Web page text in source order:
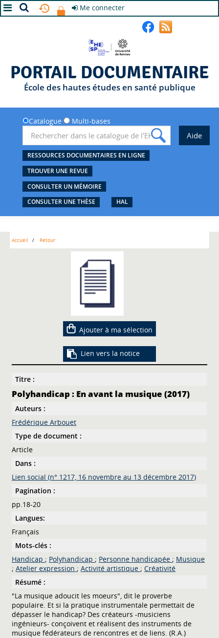
Me connecter
PORTAIL DOCUMENTAIRE
École des hautes études en santé publique
Catalogue Multi-bases
RESSOURCES DOCUMENTAIRES EN LIGNE
TROUVER UNE REVUE
CONSULTER UN MÉMOIRE
CONSULTER UNE THÈSE
HAL
Accueil Retour
Ajouter à ma sélection
Lien vers la notice
Titre :
Polyhandicap : En avant la musique (2017)
Auteurs :
Frédérique Arbouet
Type de document :
Article
Dans :
Lien social (n° 1217, 16 novembre au 13 décembre 2017)
Pagination :
pp.18-20
Langues:
Français
Mots-clés :
Handicap ; Polyhandicap ; Personne handicapée ; Musique
; Atelier expression ; Activité artistique ; Créativité
Résumé :
"La musique adoucit les moeurs", dit le proverbe
populaire. Et si la pratique instrumentale permettait de
dépasser le handicap? Des créateurs -musiciens
ingénieurs- conçoivent et réalisent des instruments de
musique fédérateurs de rencontres et de liens. (R.A.)